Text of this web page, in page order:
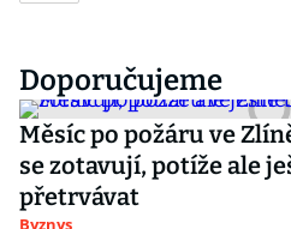
Doporučujeme
Měsíc po požáru ve
se zotavují, potíže ale
přetrvávat
Byznys